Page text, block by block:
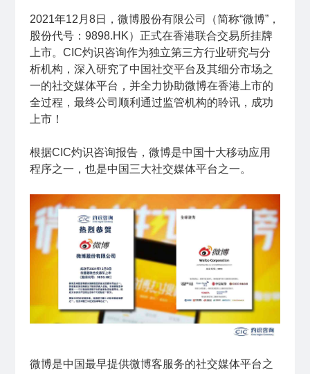
2021年12月8日，微博股份有限公司（简称“微博”，
股份代号：9898.HK）正式在香港联合交易所挂牌
上市。CIC灼识咨询作为独立第三方行业研究与分
析机构，深入研究了中国社交平台及其细分市场之
一的社交媒体平台，并全力协助微博在香港上市的
全过程，最终公司顺利通过监管机构的聆讯，成功
上市！
根据CIC灼识咨询报告，微博是中国十大移动应用
程序之一，也是中国三大社交媒体平台之一。
微博是中国最早提供微博客服务的社交媒体平台之